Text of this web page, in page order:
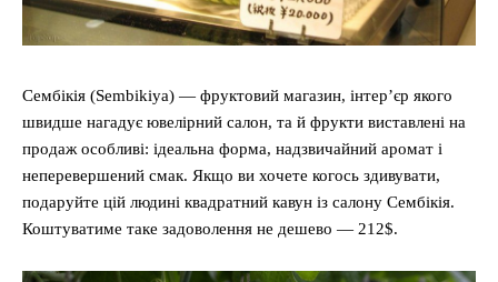
Сембікія (Sembikiya) — фруктовий магазин, інтер’єр якого
швидше нагадує ювелірний салон, та й фрукти виставлені на
продаж особливі: ідеальна форма, надзвичайний аромат і
неперевершений смак. Якщо ви хочете когось здивувати,
подаруйте цій людині квадратний кавун із салону Сембікія.
Коштуватиме таке задоволення не дешево — 212$.